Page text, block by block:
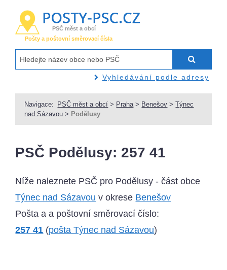
PSČ měst a obcí
Pošty a poštovní směrovací čísla
Vyhledávání podle adresy
Navigace: PSČ měst a obcí > Praha > Benešov >Týnec
nad Sázavou > Podělusy
PSČ Podělusy: 257 41
Níže naleznete PSČ pro Podělusy - část obce
Týnec nad Sázavou v okrese Benešov
Pošta a a poštovní směrovací číslo:
257 41 (pošta Týnec nad Sázavou)